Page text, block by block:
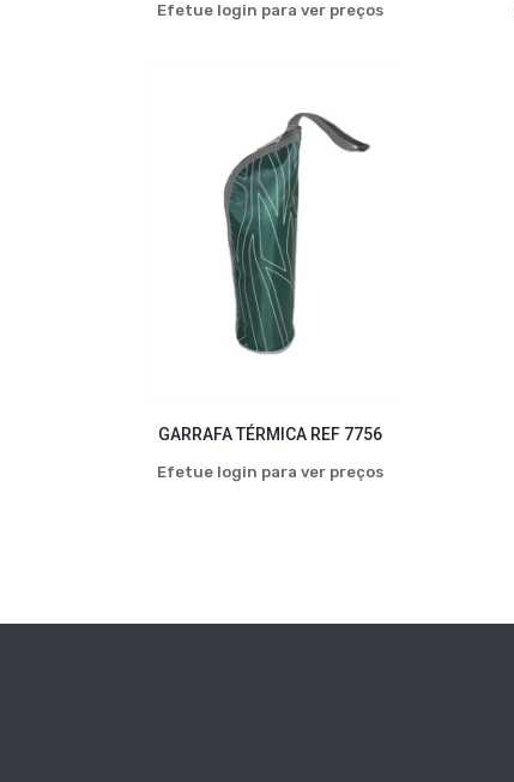
Efetue login para ver preços
GARRAFA TÉRMICA REF 7756
Efetue login para ver preços